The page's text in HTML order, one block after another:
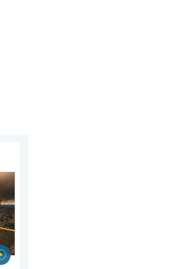
Grootschalige evacuaties. . . maandag 27 juli